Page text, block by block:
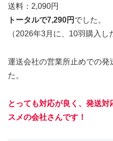
送料：2,090円
トータルで7,290円 でした。
（2026年3月に、10羽購入し
運送会社の営業所止めでの発
た。
とっても対応が良く、発送
スメの会社さんです！